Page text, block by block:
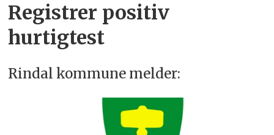
Registrer positiv
hurtigtest
Rindal kommune melder: